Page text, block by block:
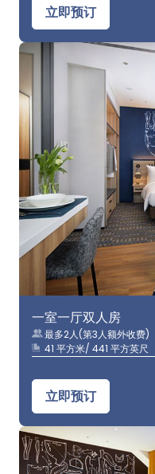
立即预订
一室一厅双人房
最多2人(第3人额外收费)
41 平方米/ 441 平方英尺
立即预订